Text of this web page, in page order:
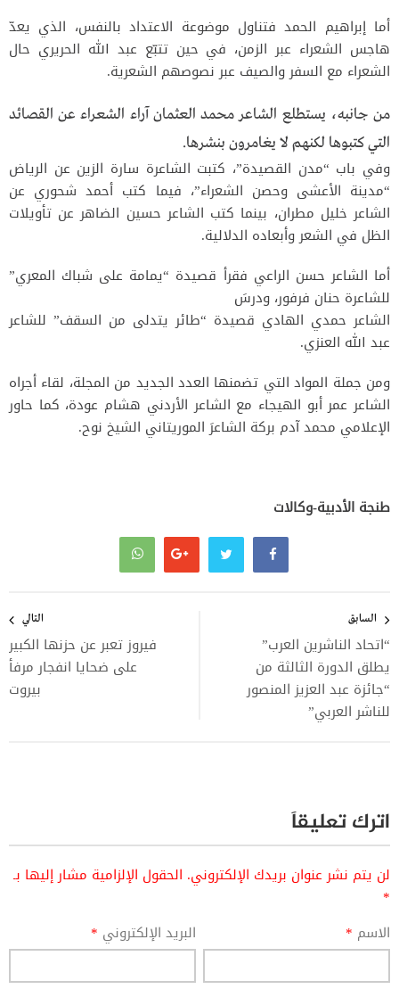
أما إبراهيم الحمد فتناول موضوعة الاعتداد بالنفس، الذي يعدّ
هاجس الشعراء عبر الزمن، في حين تتبّع عبد الله الحريري حال
الشعراء مع السفر والصيف عبر نصوصهم الشعرية.
من جانبه، يستطلع الشاعر محمد العثمان آراء الشعراء عن القصائد
التي كتبوها لكنهم لا يغامرون بنشرها.
وفي باب “مدن القصيدة”، كتبت الشاعرة سارة الزين عن الرياض
“مدينة الأعشى وحصن الشعراء”، فيما كتب أحمد شحوري عن
الشاعر خليل مطران، بينما كتب الشاعر حسين الضاهر عن تأويلات
الظل في الشعر وأبعاده الدلالية.
أما الشاعر حسن الراعي فقرأ قصيدة “يمامة على شباك المعري”
للشاعرة حنان فرفور، ودرسَ
الشاعر حمدي الهادي قصيدة “طائر يتدلى من السقف” للشاعر
عبد الله العنزي.
ومن جملة المواد التي تضمنها العدد الجديد من المجلة، لقاء أجراه
الشاعر عمر أبو الهيجاء مع الشاعر الأردني هشام عودة، كما حاور
الإعلامي محمد آدم بركة الشاعرَ الموريتاني الشيخ نوح.
طنجة الأدبية-وكالات
المقالات
السابق
“اتحاد الناشرين العرب”
يطلق الدورة الثالثة من
“جائزة عبد العزيز المنصور
للناشر العربي”
التالي
فيروز تعبر عن حزنها الكبير
على ضحايا انفجار مرفأ
بيروت
اترك تعليقاً
لن يتم نشر عنوان بريدك الإلكتروني. الحقول الإلزامية مشار إليها بـ
*
الاسم * البريد الإلكتروني *